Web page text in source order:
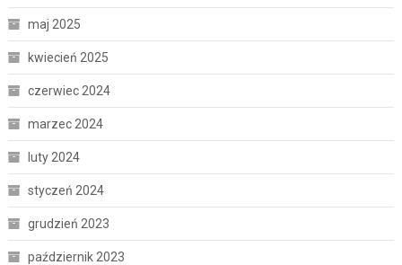
maj 2025
kwiecień 2025
czerwiec 2024
marzec 2024
luty 2024
styczeń 2024
grudzień 2023
październik 2023